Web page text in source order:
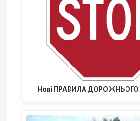
Нові ПРАВИЛА ДОРОЖНЬОГО